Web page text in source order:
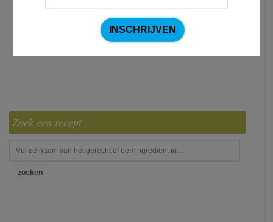
Zoek een recept